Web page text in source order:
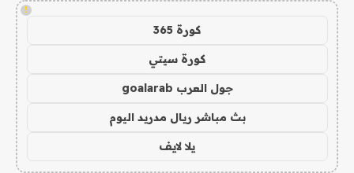
!
كورة 365
كورة سيتي
جول العرب goalarab
بث مباشر ريال مدريد اليوم
يلا لايف